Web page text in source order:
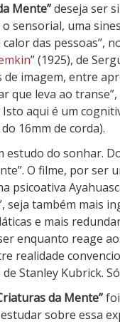
Mente”deseja ser
sensorial, uma
das pessoas”,
” (1925), de
de imagem, entre
que leva ao
Isto aqui é um
16mm de corda).
estudo do sonhar.
O filme, por ser
psicoativa
seja também mais
e mais
enquanto reage
realidade
de Stanley Kubrick.
da Mente”
sobre essa